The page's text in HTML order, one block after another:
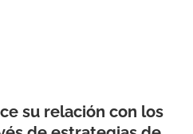
su relación con los